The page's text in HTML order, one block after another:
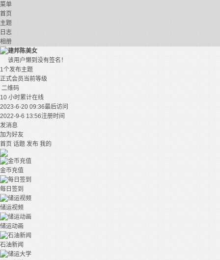
菜单
首页
主题
日志
相册
建邦陈美女
该用户懒到没有签名！
1个发布主题
正式会员当前等级
二维码
10 小时累计在线
2023-6-20 09:36最后访问
2022-9-6 13:56注册时间
发消息
加为好友
首页 话题 发布 我的
金币充值
每日签到
储运视频
储运动画
石油新闻